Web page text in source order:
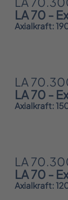
LA 70 -
Axialkraft:
LA
LA 70 -
Axialkraft:
LA
LA 70 -
Axialkraft: